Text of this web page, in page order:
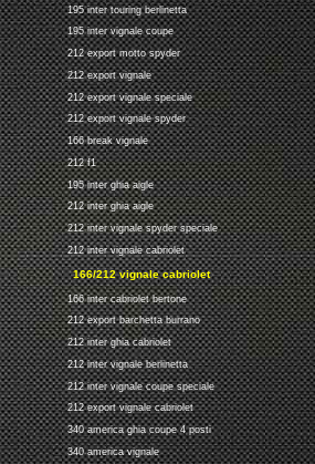
195 inter touring berlinetta
195 inter vignale coupe
212 export motto spyder
212 export vignale
212 export vignale speciale
212 export vignale spyder
166 break vignale
212 f1
195 inter ghia aigle
212 inter ghia aigle
212 inter vignale spyder speciale
212 inter vignale cabriolet
166/212 vignale cabriolet
166 inter cabriolet bertone
212 export barchetta burrano
212 inter ghia cabriolet
212 inter vignale berlinetta
212 inter vignale coupe speciale
212 export vignale cabriolet
340 america ghia coupe 4 posti
340 america vignale